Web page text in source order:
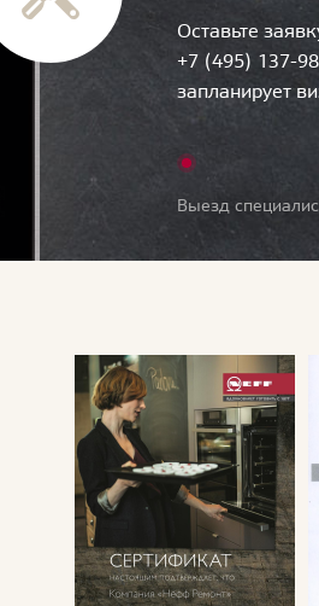
Оставьте
+7 (495) 137-
запланирует
Выезд